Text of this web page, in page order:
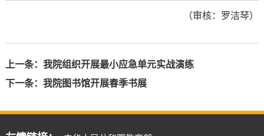
（审核：罗洁琴）
上一条： 我院组织开展最小应急单元实战演练
下一条： 我院图书馆开展春季书展